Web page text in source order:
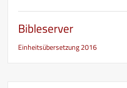
Bibleserver
Einheitsübersetzung 2016